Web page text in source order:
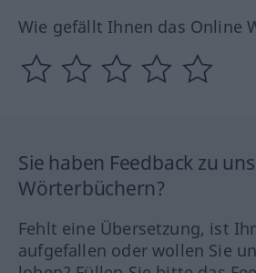
Wie gefällt Ihnen das Online
Sie haben Feedback zu
Wörterbüchern?
Fehlt eine Übersetzung, ist
aufgefallen oder wollen Sie